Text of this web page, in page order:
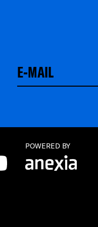
YouTube
POWERED BY